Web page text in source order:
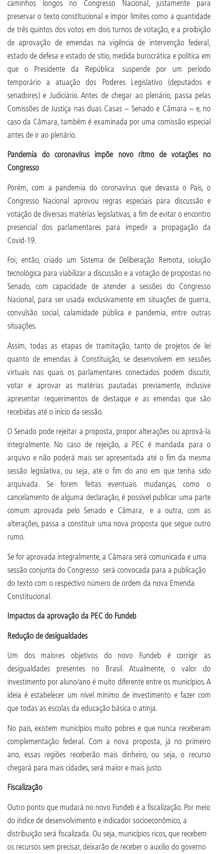
caminhos longos no Congresso Nacional, justamente para
preservar o texto constitucional e impor limites como a quantidade
de três quintos dos votos em dois turnos de votação, e a proibição
de aprovação de emendas na vigência de intervenção federal,
estado de defesa e estado de sítio, medida burocrática e política em
que o Presidente da República suspende por um período
temporário a atuação dos Poderes Legislativo (deputados e
senadores) e Judiciário. Antes de chegar ao plenário, passa pelas
Comissões de Justiça nas duas Casas – Senado e Câmara – e, no
caso da Câmara, também é examinada por uma comissão especial
antes de ir ao plenário.
Pandemia do coronavírus impõe novo ritmo de votações no
Congresso
Porém, com a pandemia do coronavírus que devasta o País, o
Congresso Nacional aprovou regras especiais para discussão e
votação de diversas matérias legislativas, a fim de evitar o encontro
presencial dos parlamentares para impedir a propagação da
Covid-19.
Foi, então, criado um Sistema de Deliberação Remota, solução
tecnológica para viabilizar a discussão e a votação de propostas no
Senado, com capacidade de atender a sessões do Congresso
Nacional, para ser usada exclusivamente em situações de guerra,
convulsão social, calamidade pública e pandemia, entre outras
situações.
Assim, todas as etapas de tramitação, tanto de projetos de lei
quanto de emendas à Constituição, se desenvolvem em sessões
virtuais nas quais os parlamentares conectados podem discutir,
votar e aprovar as matérias pautadas previamente, inclusive
apresentar requerimentos de destaque e as emendas que são
recebidas até o início da sessão.
O Senado pode rejeitar a proposta, propor alterações ou aprová-la
integralmente. No caso de rejeição, a PEC é mandada para o
arquivo e não poderá mais ser apresentada até o fim da mesma
sessão legislativa, ou seja, até o fim do ano em que tenha sido
arquivada. Se forem feitas eventuais mudanças, como o
cancelamento de alguma declaração, é possível publicar uma parte
comum aprovada pelo Senado e Câmara, e a outra, com as
alterações, passa a constituir uma nova proposta que segue outro
rumo.
Se for aprovada integralmente, a Câmara será comunicada e uma
sessão conjunta do Congresso será convocada para a publicação
do texto com o respectivo número de ordem da nova Emenda
Constitucional.
Impactos da aprovação da PEC do Fundeb
Redução de desigualdades
Um dos maiores objetivos do novo Fundeb é corrigir as
desigualdades presentes no Brasil. Atualmente, o valor do
investimento por aluno/ano é muito diferente entre os municípios. A
ideia é estabelecer um nível mínimo de investimento e fazer com
que todas as escolas da educação básica o atinja.
No país, existem municípios muito pobres e que nunca receberam
complementação federal. Com a nova proposta, já no primeiro
ano, essas regiões receberão mais dinheiro, ou seja, o recurso
chegará para mais cidades, será maior e mais justo.
Fiscalização
Outro ponto que mudará no novo Fundeb é a fiscalização. Por meio
do índice de desenvolvimento e indicador socioeconômico, a
distribuição será fiscalizada. Ou seja, municípios ricos, que recebem
os recursos sem precisar, deixarão de receber o auxílio do governo